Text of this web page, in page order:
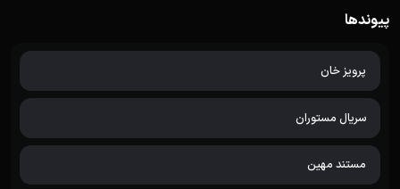
پیوندها
پرویز خان
سریال مستوران
مستند مهین